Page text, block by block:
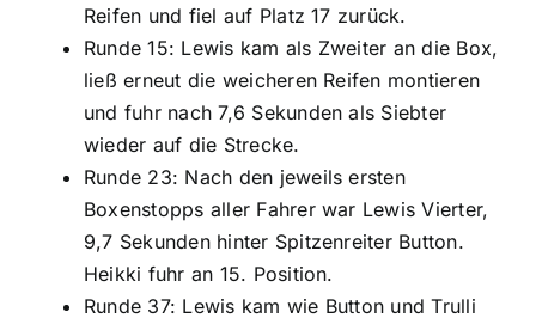
Reifen und fiel auf Platz 17 zurück.
Runde 15: Lewis kam als Zweiter an die Box,
ließ erneut die weicheren Reifen montieren
und fuhr nach 7,6 Sekunden als Siebter
wieder auf die Strecke.
Runde 23: Nach den jeweils ersten
Boxenstopps aller Fahrer war Lewis Vierter,
9,7 Sekunden hinter Spitzenreiter Button.
Heikki fuhr an 15. Position.
Runde 37: Lewis kam wie Button und Trulli